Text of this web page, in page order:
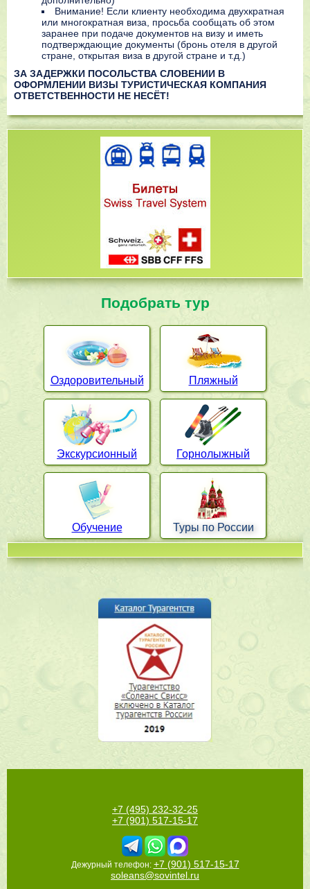
Внимание! Если клиенту необходима двухкратная
или многократная виза, просьба сообщать об этом
заранее при подаче документов на визу и иметь
подтверждающие документы (бронь отеля в другой
стране, открытая виза в другой стране и т.д.)
ЗА ЗАДЕРЖКИ ПОСОЛЬСТВА СЛОВЕНИИ В
ОФОРМЛЕНИИ ВИЗЫ ТУРИСТИЧЕСКАЯ КОМПАНИЯ
ОТВЕТСТВЕННОСТИ НЕ НЕСЁТ!
Подобрать тур
Оздоровительный Пляжный
Экскурсионный Горнолыжный
Обучение Туры по России
+7 (495) 232-32-25
+7 (901) 517-15-17
Дежурный телефон: +7 (901) 517-15-17
soleans@sovintel.ru